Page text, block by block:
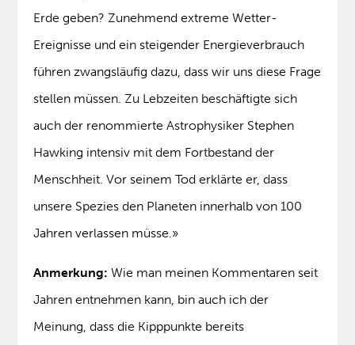
Erde geben? Zunehmend extreme Wetter-
Ereignisse und ein steigender Energieverbrauch
führen zwangsläufig dazu, dass wir uns diese Frage
stellen müssen. Zu Lebzeiten beschäftigte sich
auch der renommierte Astrophysiker Stephen
Hawking intensiv mit dem Fortbestand der
Menschheit. Vor seinem Tod erklärte er, dass
unsere Spezies den Planeten innerhalb von 100
Jahren verlassen müsse.»
Anmerkung: Wie man meinen Kommentaren seit
Jahren entnehmen kann, bin auch ich der
Meinung, dass die Kipppunkte bereits